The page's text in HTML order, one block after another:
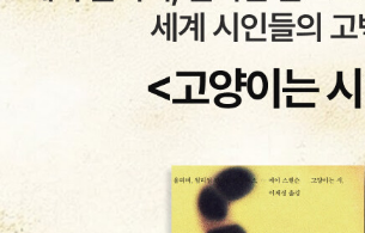
하늘에서 뚝 떨어진 게 아니고, 우리가 발 딛고
다. 그게 아니라는 걸 믿고, 그러므로 변화해야
고, 그러니까 그 변화의 한걸음을 위해서 '연
의견'을 보았다. 영화는 픽션임을 강조하며 시
야기가 어디서 출발했는지 모두 알고 있다. 그
있는가. 그 철거 현장은 그곳에만 있는가. 국가
얘기를 못들었다. 사실 이런 얘기는 나와는 거
에, 무슨 말인지 잘 이해하지 못한다는 생각에
기는 한데. 내 주 거래 은행이 외환은행이었다
은행으로 옮겨가고 있는 현실은 그와 전혀 상
스터턴은 이렇게 대답했다. '나요'..................
한 기사가 실렸다. 한밤중에 깨어 티비를 돌리